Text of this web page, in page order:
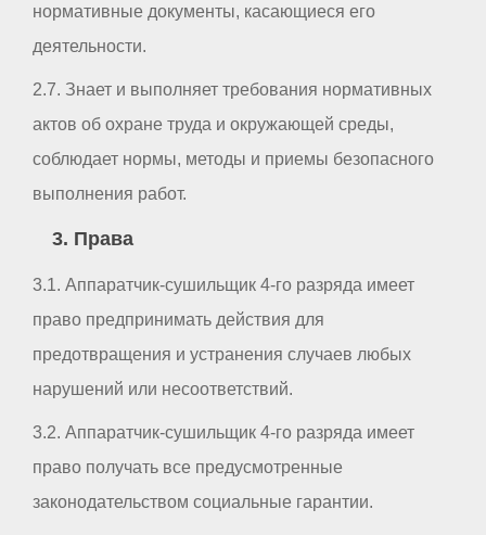
нормативные документы, касающиеся его
деятельности.
2.7. Знает и выполняет требования нормативных
актов об охране труда и окружающей среды,
соблюдает нормы, методы и приемы безопасного
выполнения работ.
3. Права
3.1. Аппаратчик-сушильщик 4-го разряда имеет
право предпринимать действия для
предотвращения и устранения случаев любых
нарушений или несоответствий.
3.2. Аппаратчик-сушильщик 4-го разряда имеет
право получать все предусмотренные
законодательством социальные гарантии.